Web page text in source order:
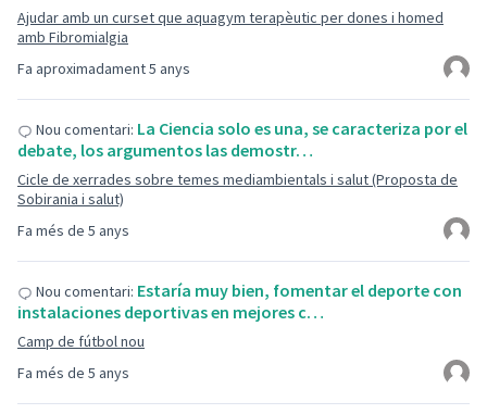
Fa aproximadament 5 anys
Ajudar amb un curset que aquagym terapèutic per dones i homed
amb Fibromialgia
Fa més de 5 anys
Nou comentari: La Ciencia solo es una, se caracteriza por el
debate, los argumentos las demostr…
Cicle de xerrades sobre temes mediambientals i salut (Proposta de
Sobirania i salut)
Fa més de 5 anys
Nou comentari: Estaría muy bien, fomentar el deporte con
instalaciones deportivas en mejores c…
Camp de fútbol nou